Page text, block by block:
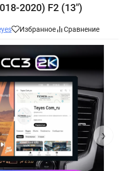
2020) F2 (13")
Избранное Сравнение
›